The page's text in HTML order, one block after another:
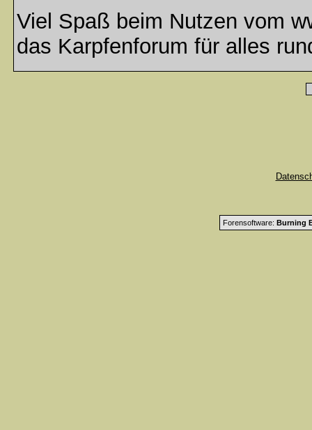
Viel Spaß beim Nutzen vom
das Karpfenforum für alles
Forensoftware: Burning